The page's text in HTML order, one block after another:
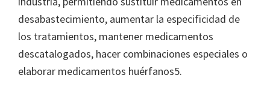
desabastecimiento, aumentar la especificidad de
los tratamientos, mantener medicamentos
descatalogados, hacer combinaciones especiales o
elaborar medicamentos huérfanos5.